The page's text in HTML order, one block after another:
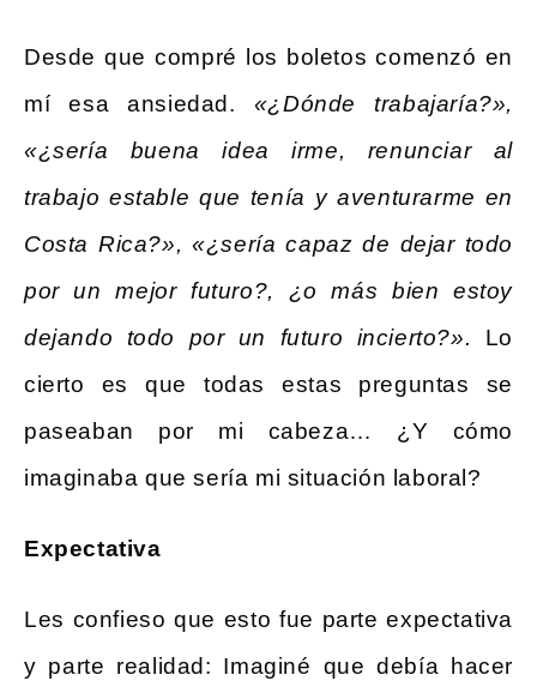
Desde que compré los boletos comenzó en
mí esa ansiedad. «¿Dónde trabajaría?»,
«¿sería buena idea irme, renunciar al
trabajo estable que tenía y aventurarme en
Costa Rica?», «¿sería capaz de dejar todo
por un mejor futuro?, ¿o más bien estoy
dejando todo por un futuro incierto?». Lo
cierto es que todas estas preguntas se
paseaban por mi cabeza… ¿Y cómo
imaginaba que sería mi situación laboral?
Expectativa
Les confieso que esto fue parte expectativa
y parte realidad: Imaginé que debía hacer